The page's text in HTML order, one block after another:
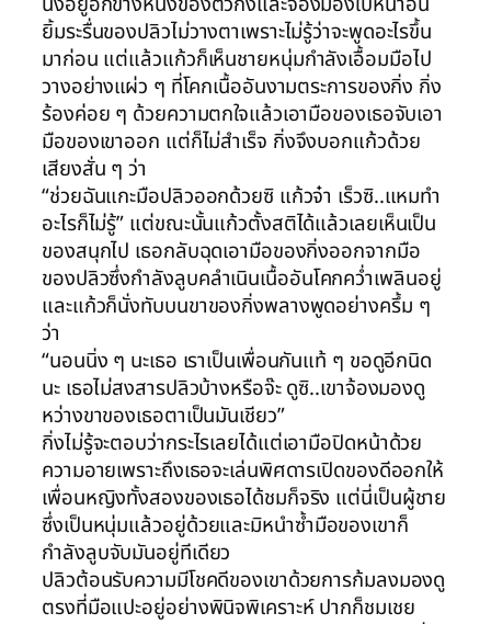
ยิ้มระรื่นของปลิวไม่วางตาเพราะไม่รู้ว่าจะพูดอะไรขึ้น
มาก่อน แต่แล้วแก้วก็เห็นชายหนุ่มกำลังเอื้อมมือไป
วางอย่างเเผ่ว ๆ ที่โคกเนื้ออันงามตระการของกิ่ง กิ่ง
ร้องค่อย ๆ ด้วยความตกใจแล้วเอามือของเธอจับเอา
มือของเขาออก แต่ก็ไม่สำเร็จ กิ่งจึงบอกแก้วด้วย
เสียงสั่น ๆ ว่า
“ช่วยฉันแกะมือปลิวออกด้วยซิ แก้วจ๋า เร็วซิ..แหมทำ
อะไรก็ไม่รู้” แต่ขณะนั้นแก้วตั้งสติได้แล้วเลยเห็นเป็น
ของสนุกไป เธอกลับฉุดเอามือของกิ่งออกจากมือ
ของปลิวซึ่งกำลังลูบคลำเนินเนื้ออันโคกคว่ำเพลินอยู่
และแก้วก็นั่งทับบนขาของกิ่งพลางพูดอย่างครึ้ม ๆ
ว่า
“นอนนิ่ง ๆ นะเธอ เราเป็นเพื่อนกันแท้ ๆ ขอดูอีกนิด
นะ เธอไม่สงสารปลิวบ้างหรือจ๊ะ ดูซิ..เขาจ้องมองดู
หว่างขาของเธอตาเป็นมันเชียว”
กิ่งไม่รู้จะตอบว่ากระไรเลยได้แต่เอามือปิดหน้าด้วย
ความอายเพราะถึงเธอจะเล่นพิศดารเปิดของดีออกให้
เพื่อนหญิงทั้งสองของเธอได้ชมก็จริง แต่นี่เป็นผู้ชาย
ซึ่งเป็นหนุ่มแล้วอยู่ด้วยและมิหนำซ้ำมือของเขาก็
กำลังลูบจับมันอยู่ทีเดียว
ปลิวต้อนรับความมีโชคดีของเขาด้วยการก้มลงมองดู
ตรงที่มือแปะอยู่อย่างพินิจพิเคราะห์ ปากก็ชมเชย